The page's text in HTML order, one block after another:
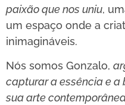
paixão que nos uniu,
um espaço onde a
inimagináveis.
Nós somos Gonzalo,
capturar a essência e a
sua arte